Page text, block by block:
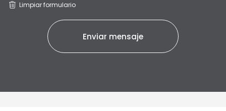
Limpiar formulario